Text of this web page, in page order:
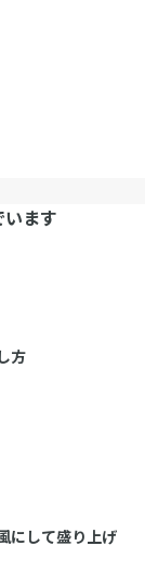
ます
方
にして盛り上げ